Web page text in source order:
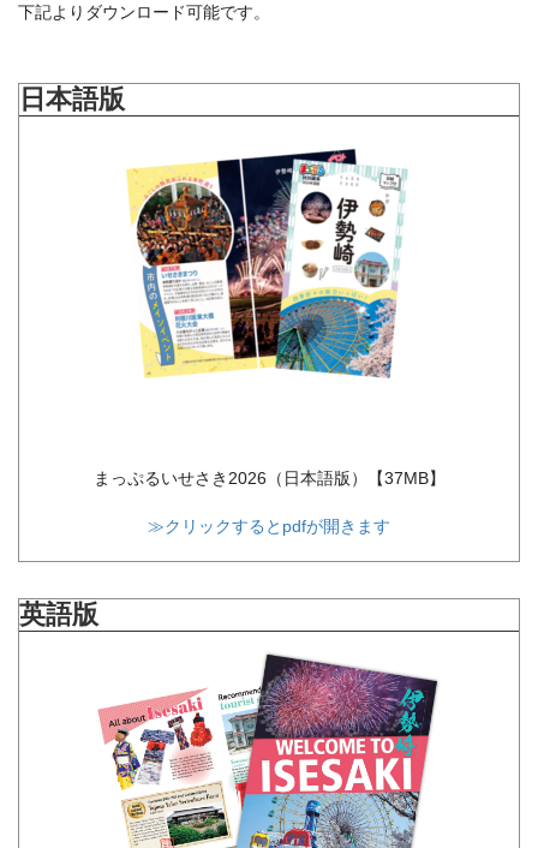
下記よりダウンロード可能です。
日本語版
まっぷるいせさき2026（日本語版）【37MB】
≫クリックするとpdfが開きます
英語版